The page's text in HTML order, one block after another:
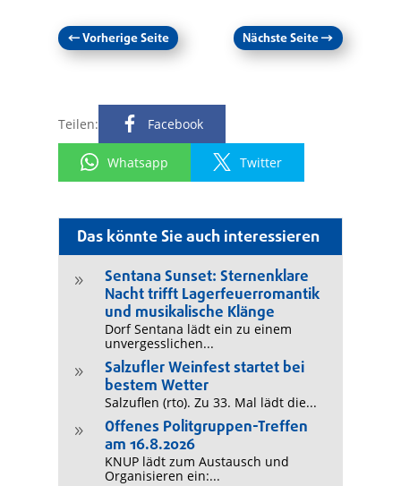
Das könnte Sie auch interessieren
9
Sentana Sunset: Sternenklare
Nacht trifft Lagerfeuerromantik
und musikalische Klänge
Dorf Sentana lädt ein zu einem
unvergesslichen...
9
Salzufler Weinfest startet bei
bestem Wetter
Salzuflen (rto). Zu 33. Mal lädt die...
9
Offenes Politgruppen-Treffen
am 16.8.2026
KNUP lädt zum Austausch und
Organisieren ein:...
←Vorherige Seite Nächste Seite→
Teilen: Facebook
Whatsapp Twitter